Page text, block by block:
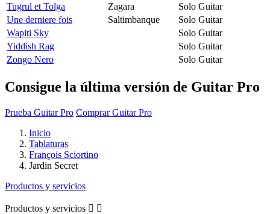
Tugrul et Tolga
Zagara
Solo Guitar
Une derniere fois
Saltimbanque
Solo Guitar
Wapiti Sky
Solo Guitar
Yiddish Rag
Solo Guitar
Zongo Nero
Solo Guitar
Consigue la última versión de Guitar Pro
Prueba Guitar Pro Comprar Guitar Pro
Inicio
Tablaturas
François Sciortino
Jardin Secret
Productos y servicios
Productos y servicios  